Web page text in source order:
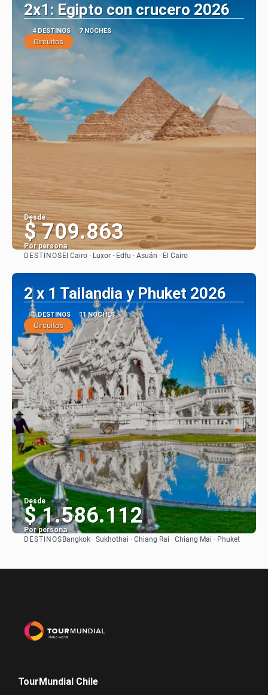
2x1: Egipto con crucero 2026
4 DESTINOS 7 NOCHES
Circuitos
Desde
$ 709.863
Por persona
DESTINOS El Cairo · Luxor · Edfu · Asuán · El Cairo
2 x 1 Tailandia y Phuket 2026
5 DESTINOS 11 NOCHES
Circuitos
Desde
$ 1.586.112
Por persona
DESTINOS Bangkok · Sukhothai · Chiang Rai · Chiang Mai · Phuket
TourMundial Chile